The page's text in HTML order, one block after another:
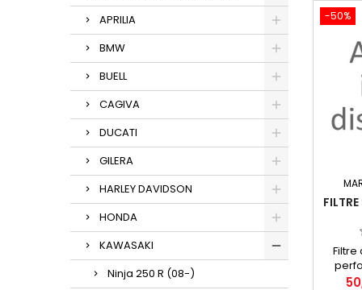
APRILIA
BMW
BUELL
CAGIVA
DUCATI
GILERA
HARLEY DAVIDSON
HONDA
KAWASAKI
Ninja 250 R (08-)
-50%
Filtre